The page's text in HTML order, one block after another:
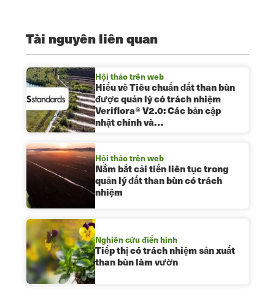
Tài nguyên liên quan
Hội thảo trên web
Hiểu về Tiêu chuẩn đất than bùn
được quản lý có trách nhiệm
Veriflora® V2.0: Các bản cập
nhật chính và…
Hội thảo trên web
Nắm bắt cải tiến liên tục trong
quản lý đất than bùn có trách
nhiệm
Nghiên cứu điển hình
Tiếp thị có trách nhiệm sản xuất
than bùn làm vườn